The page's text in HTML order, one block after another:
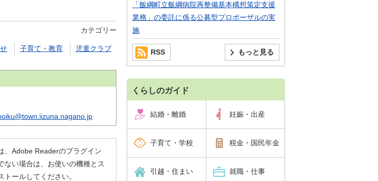
カテゴリー
子育て・教育 児童クラブ
、Adobe Readerのプラグイン
ない場合は、お使いの機種とス
ールしてください。
「飯綱町立飯綱病院再整備基本構想策定支援
業務」の委託に係る公募型プロポーザルの実
施
もっと見る
RSS
くらしのガイド
結婚・離婚 妊娠・出産
子育て・学校 税金・国民年金
引越・住まい 就職・仕事